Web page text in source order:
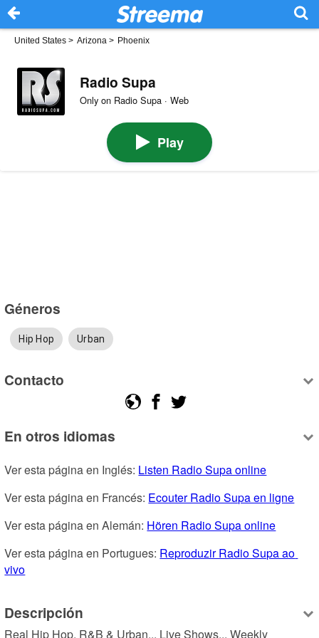
United States > Arizona > Phoenix
Radio Supa
Only on Radio Supa · Web
Play
Géneros
Hip Hop Urban
Contacto
En otros idiomas
Ver esta página en Inglés: Listen Radio Supa online
Ver esta página en Francés: Ecouter Radio Supa en ligne
Ver esta página en Alemán: Hören Radio Supa online
Ver esta página en Portugues: Reproduzir Radio Supa ao
vivo
Descripción
Real Hip Hop, R&B & Urban... Live Shows... Weekly